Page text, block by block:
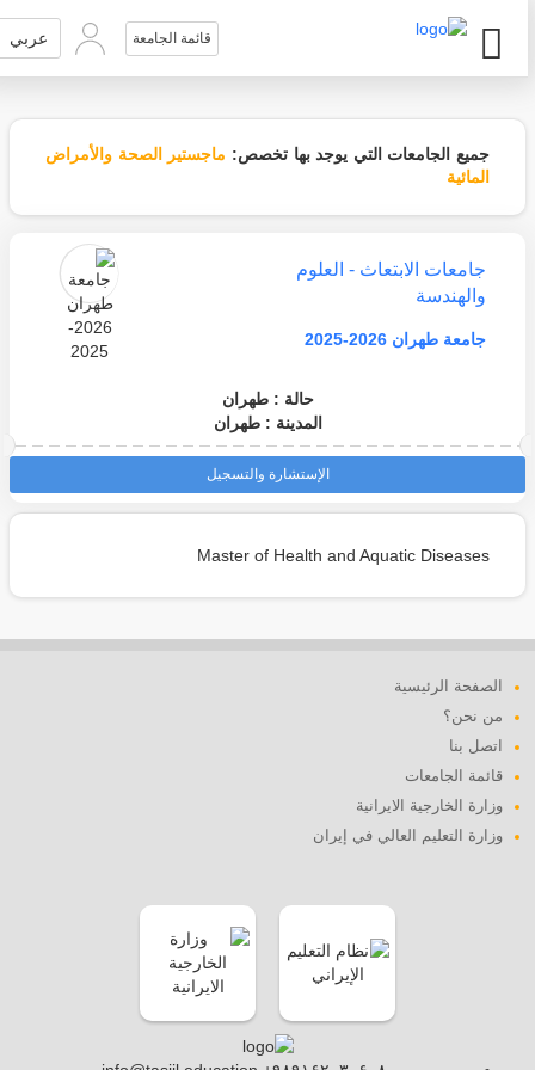
قائمة الجامعة عربي
جميع الجامعات التي يوجد بها تخصص:ماجستير الصحة والأمراض
المائية
جامعات الابتعاث - العلوم
والهندسة
جامعة طهران 2026-2025
حالة : طهران
المدينة : طهران
الإستشارة والتسجيل
Master of Health and Aquatic Diseases
الصفحة الرئيسية
من نحن؟
اتصل بنا
قائمة الجامعات
وزارة الخارجية الايرانية
وزارة التعليم العالي في إيران